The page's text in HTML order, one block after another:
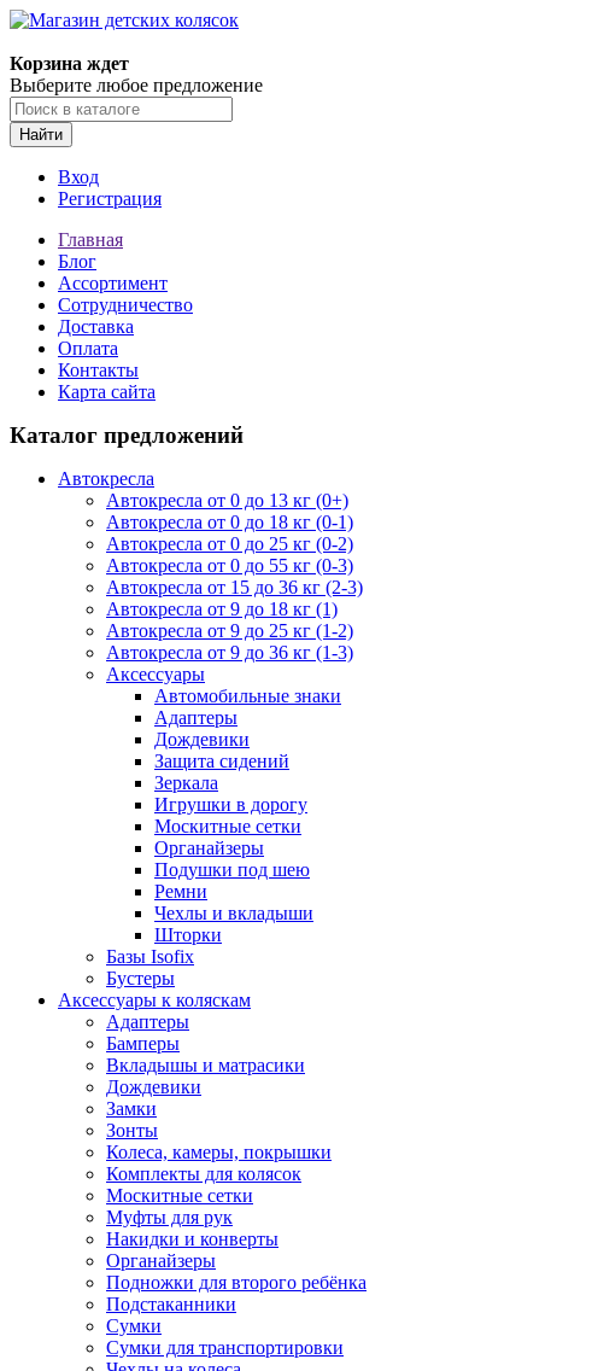
Корзина ждет
Выберите любое предложение
Найти
Вход
Регистрация
Главная
Блог
Ассортимент
Сотрудничество
Доставка
Оплата
Контакты
Карта сайта
Каталог предложений
Автокресла
Автокресла от 0 до 13 кг (0+)
Автокресла от 0 до 18 кг (0-1)
Автокресла от 0 до 25 кг (0-2)
Автокресла от 0 до 55 кг (0-3)
Автокресла от 15 до 36 кг (2-3)
Автокресла от 9 до 18 кг (1)
Автокресла от 9 до 25 кг (1-2)
Автокресла от 9 до 36 кг (1-3)
Аксессуары
Автомобильные знаки
Адаптеры
Дождевики
Защита сидений
Зеркала
Игрушки в дорогу
Москитные сетки
Органайзеры
Подушки под шею
Ремни
Чехлы и вкладыши
Шторки
Базы Isofix
Бустеры
Аксессуары к коляскам
Адаптеры
Бамперы
Вкладышы и матрасики
Дождевики
Замки
Зонты
Колеса, камеры, покрышки
Комплекты для колясок
Москитные сетки
Муфты для рук
Накидки и конверты
Органайзеры
Подножки для второго ребёнка
Подстаканники
Сумки
Сумки для транспортировки